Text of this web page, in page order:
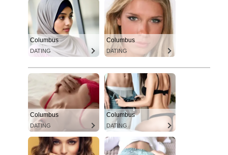
Columbus
DATING
Columbus
DATING
Columbus
DATING
Columbus
DATING